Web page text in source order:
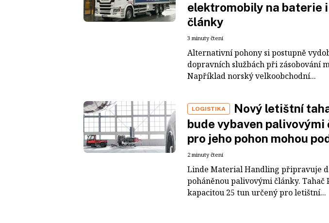
elektromobily na baterie
články
3 minuty čtení
Alternativní pohony si postupně
dopravních službách při zásobování
Například norský velkoobchodní...
LOGISTIKA
Nový letištní
bude vybaven palivovými
pro jeho pohon mohou
2 minuty čtení
Linde Material Handling připravuje
poháněnou palivovými články. Tahač
kapacitou 25 tun určený pro letištní...